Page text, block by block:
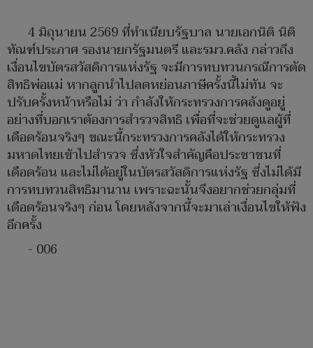
4 มิถุนายน 2569 ที่ทำเนียบรัฐบาล นายเอกนิติ นิติ
ทัณฑ์ประภาศ รองนายกรัฐมนตรี และรมว.คลัง กล่าวถึง
เงื่อนไขบัตรสวัสดิการแห่งรัฐ จะมีการทบทวนกรณีการตัด
สิทธิพ่อแม่ หากลูกนำไปลดหย่อนภาษีครั้งนี้ไม่ทัน จะ
ปรับครั้งหน้าหรือไม่ ว่า กำลังให้กระทรวงการคลังดูอยู่
อย่างที่บอกเราต้องการสำรวจสิทธิ เพื่อที่จะช่วยดูแลผู้ที่
เดือดร้อนจริงๆ ขณะนี้กระทรวงการคลังได้ให้กระทรวง
มหาดไทยเข้าไปสำรวจ ซึ่งหัวใจสำคัญคือประชาชนที่
เดือดร้อน และไม่ได้อยู่ในบัตรสวัสดิการแห่งรัฐ ซึ่งไม่ได้มี
การทบทวนสิทธิมานาน เพราะฉะนั้นจึงอยากช่วยกลุ่มที่
เดือดร้อนจริงๆ ก่อน โดยหลังจากนี้จะมาเล่าเงื่อนไขให้ฟัง
อีกครั้ง
- 006